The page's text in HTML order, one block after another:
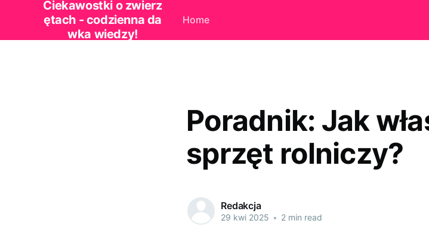
Ciekawostki o zwierz
ętach - codzienna da
wka wiedzy!
Home
Poradnik: Jak
sprzęt rolniczy?
Redakcja
29 kwi 2025 • 2 min read